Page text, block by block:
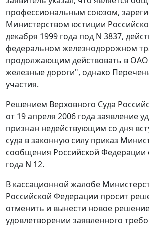
профессиональным союзом,
Министерством юстиции
декабря 1999 года под N 3837,
федеральном железнодорожном
продолжающим действовать в ОАО
железные дороги", однако
участия.
Решением Верховного Суда
от 19 апреля 2006 года заявление
признан недействующим со дня
суда в законную силу приказ
сообщения Российской Федерации
года N 12.
В кассационной жалобе
Российской Федерации просит
отменить и вынести новое
удовлетворении заявленного